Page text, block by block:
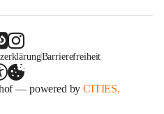
Barrierefreiheit
— powered byCITIES.